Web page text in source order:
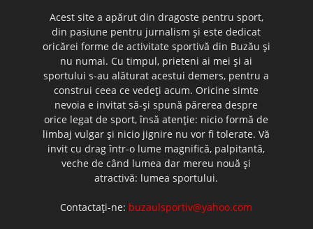
Acest site a apărut din dragoste pentru sport,
din pasiune pentru jurnalism şi este dedicat
oricărei forme de activitate sportivă din Buzău şi
nu numai. Cu timpul, prieteni ai mei şi ai
sportului s-au alăturat acestui demers, pentru a
construi ceea ce vedeţi acum. Oricine simte
nevoia e invitat să-şi spună părerea despre
orice legat de sport, însă atenţie: nicio formă de
limbaj vulgar şi nicio jignire nu vor fi tolerate. Vă
invit cu drag într-o lume magnifică, palpitantă,
veche de când lumea dar mereu nouă şi
atractivă: lumea sportului.
Contactați-ne: buzaulsportiv@yahoo.com